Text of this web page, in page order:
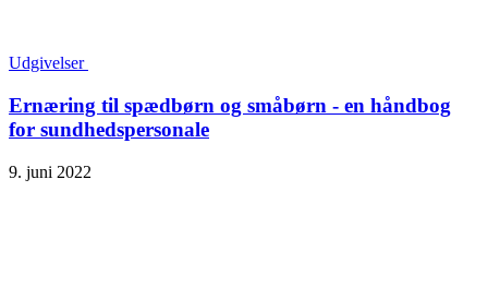
Udgivelser
Ernæring til spædbørn og småbørn - en håndbog
for sundhedspersonale
9. juni 2022